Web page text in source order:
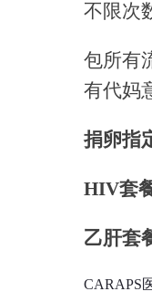
不限次
包所有
有代妈
捐卵指
HIV套
乙肝套
CARAPS